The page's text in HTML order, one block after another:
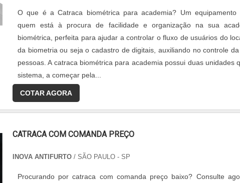
O que é a Catraca biométrica para academia? Um equipamento
quem está à procura de facilidade e organização na sua
biométrica, perfeita para ajudar a controlar o fluxo de usuários do
da biometria ou seja o cadastro de digitais, auxiliando no controle
pessoas. A catraca biométrica para academia possui duas unidades
sistema, a começar pela...
COTAR AGORA
CATRACA COM COMANDA PREÇO
INOVA ANTIFURTO / SÃO PAULO - SP
Procurando por catraca com comanda preço baixo? Consulte